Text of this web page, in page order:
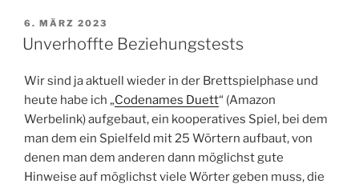
VERÖFFENTLICHT
AM
6. MÄRZ 2023
Unverhoffte Beziehungstests
Wir sind ja aktuell wieder in der Brettspielphase und
heute habe ich „Codenames Duett“ (Amazon
Werbelink) aufgebaut, ein kooperatives Spiel, bei dem
man dem ein Spielfeld mit 25 Wörtern aufbaut, von
denen man dem anderen dann möglichst gute
Hinweise auf möglichst viele Wörter geben muss, die